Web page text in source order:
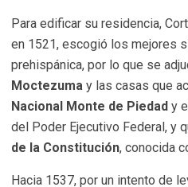
Para edificar su residencia,
en 1521, escogió los mejores
prehispánica, por lo que se
Moctezuma y las casas que
Nacional Monte de Piedad y el
del Poder Ejecutivo Federal, y
de la Constitución, conocida
Hacia 1537, por un intento de